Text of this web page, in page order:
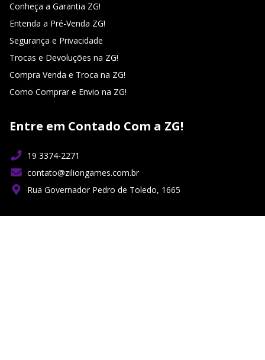
Conheça a Garantia ZG!
Entenda a Pré-Venda ZG!
Segurança e Privacidade
Trocas e Devoluções na ZG!
Compra Venda e Troca na ZG!
Como Comprar e Envio na ZG!
Entre em Contado Com a ZG!
19 3374-2271
contato@ziliongames.com.br
Rua Governador Pedro de Toledo, 1665